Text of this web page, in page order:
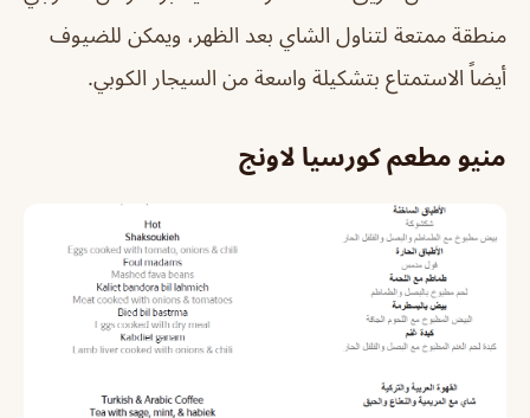
منطقة ممتعة لتناول الشاي بعد الظهر، ويمكن للضيوف
أيضاً الاستمتاع بتشكيلة واسعة من السيجار الكوبي.
منيو مطعم كورسيا لاونج